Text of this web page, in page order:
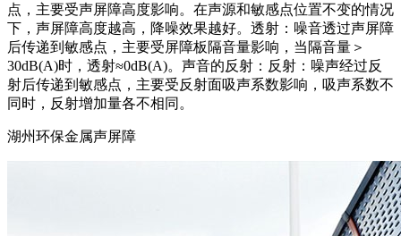
点，主要受声屏障高度影响。在声源和敏感点位置不变的情况
下，声屏障高度越高，降噪效果越好。透射：噪音透过声屏障
后传递到敏感点，主要受屏障板隔音量影响，当隔音量＞
30dB(A)时，透射≈0dB(A)。声音的反射：反射：噪声经过反
射后传递到敏感点，主要受反射面吸声系数影响，吸声系数不
同时，反射增加量各不相同。
湖州环保金属声屏障